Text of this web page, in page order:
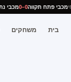
חימכבי פתח תקווה0–0
בית משחקים